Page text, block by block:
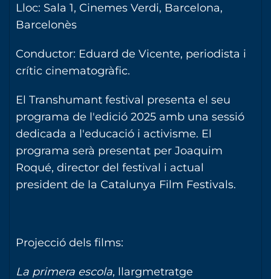
Lloc: Sala 1, Cinemes Verdi, Barcelona,
Barcelonès
Conductor: Eduard de Vicente, periodista i
crític cinematogràfic.
El Transhumant festival presenta el seu
programa de l'edició 2025 amb una sessió
dedicada a l'educació i activisme. El
programa serà presentat per Joaquim
Roqué, director del festival i actual
president de la Catalunya Film Festivals.
Projecció dels films:
La primera escola, llargmetratge